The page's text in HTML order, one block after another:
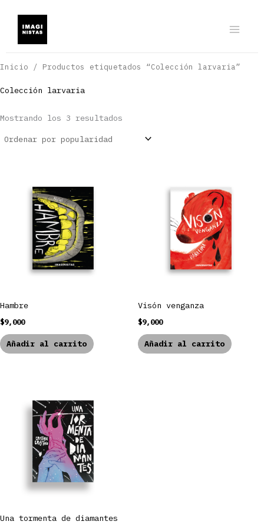
contenido
Inicio / Productos etiquetados “Colección larvaria”
Colección larvaria
Mostrando los 3 resultados
Hambre
$9,000
Añadir al carrito
Visón venganza
$9,000
Añadir al carrito
Una tormenta de diamantes